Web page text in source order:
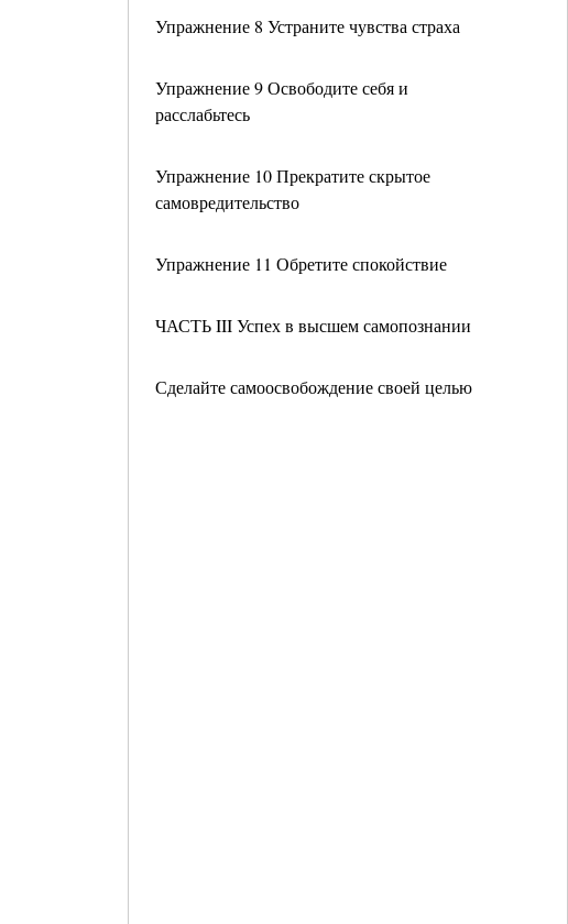
Упражнение 8 Устраните чувства страха
Упражнение 9 Освободите себя и
расслабьтесь
Упражнение 10 Прекратите скрытое
самовредительство
Упражнение 11 Обретите спокойствие
ЧАСТЬ III Успех в высшем самопознании
Сделайте самоосвобождение своей целью